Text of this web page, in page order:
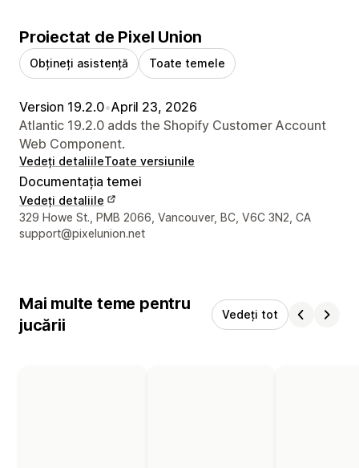
Proiectat de Pixel Union
Obțineți asistență Toate temele
Version 19.2.0•April 23, 2026
Atlantic 19.2.0 adds the Shopify Customer Account
Web Component.
Vedeți detaliileToate versiunile
Documentația temei
Vedeți detaliile
Detaliile de contact ale designerului
329 Howe St., PMB 2066, Vancouver, BC, V6C 3N2, CA
support@pixelunion.net
Mai multe teme pentru
jucării
Vedeți tot